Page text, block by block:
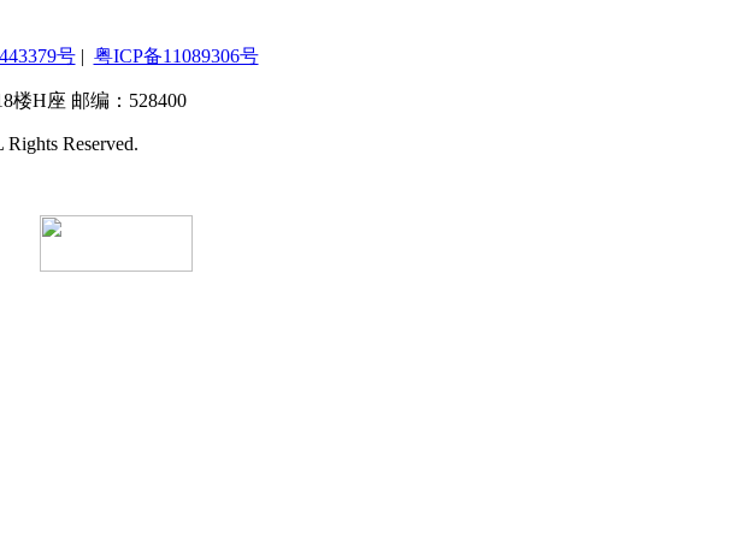
号| 粤ICP备11089306号
楼H座 邮编：528400
Reserved.